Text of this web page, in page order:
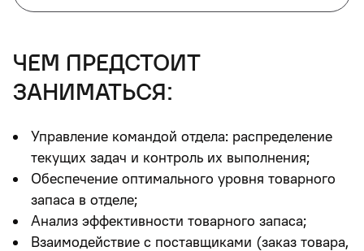
чем предстоит
заниматься:
Управление командой отдела: распределение
текущих задач и контроль их выполнения;
Обеспечение оптимального уровня товарного
запаса в отделе;
Анализ эффективности товарного запаса;
Взаимодействие с поставщиками (заказ товара,